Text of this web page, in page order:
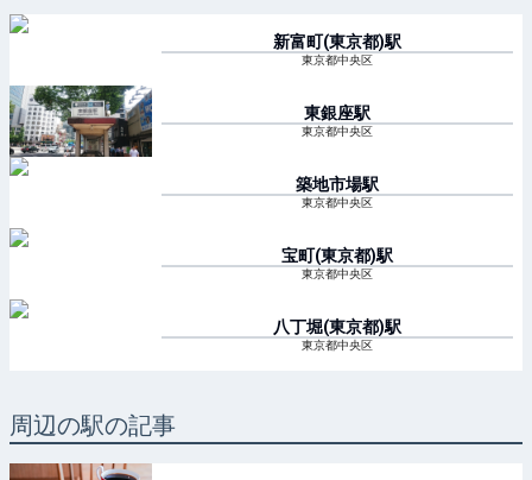
新富町(東京都)駅
東京都中央区
東銀座駅
東京都中央区
築地市場駅
東京都中央区
宝町(東京都)駅
東京都中央区
八丁堀(東京都)駅
東京都中央区
周辺の駅の記事